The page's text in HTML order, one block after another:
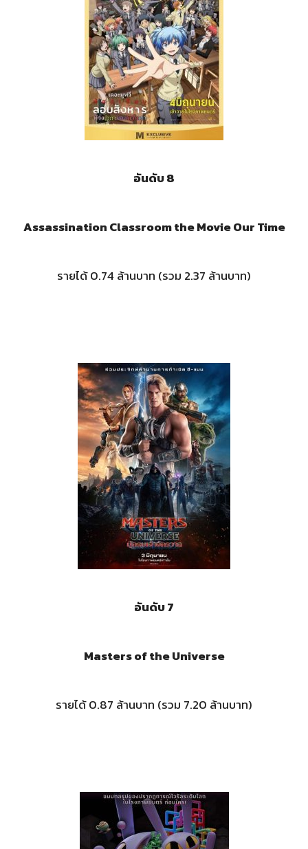
อันดับ 8
Assassination Classroom the Movie Our Time
รายได้ 0.74 ล้านบาท (รวม 2.37 ล้านบาท)
อันดับ 7
Masters of the Universe
รายได้ 0.87 ล้านบาท (รวม 7.20 ล้านบาท)